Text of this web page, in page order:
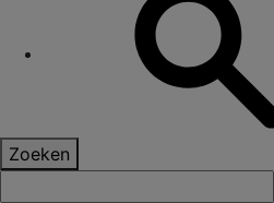
Zoeken